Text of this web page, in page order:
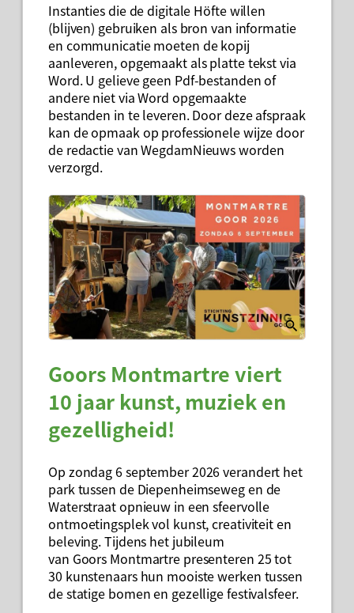
Instanties die de digitale Höfte willen
(blijven) gebruiken als bron van informatie
en communicatie moeten de kopij
aanleveren, opgemaakt als platte tekst via
Word. U gelieve geen Pdf-bestanden of
andere niet via Word opgemaakte
bestanden in te leveren. Door deze afspraak
kan de opmaak op professionele wijze door
de redactie van WegdamNieuws worden
verzorgd.
Goors Montmartre viert
10 jaar kunst, muziek en
gezelligheid!
Op zondag 6 september 2026 verandert het
park tussen de Diepenheimseweg en de
Waterstraat opnieuw in een sfeervolle
ontmoetingsplek vol kunst, creativiteit en
beleving. Tijdens het jubileum
van Goors Montmartre presenteren 25 tot
30 kunstenaars hun mooiste werken tussen
de statige bomen en gezellige festivalsfeer.